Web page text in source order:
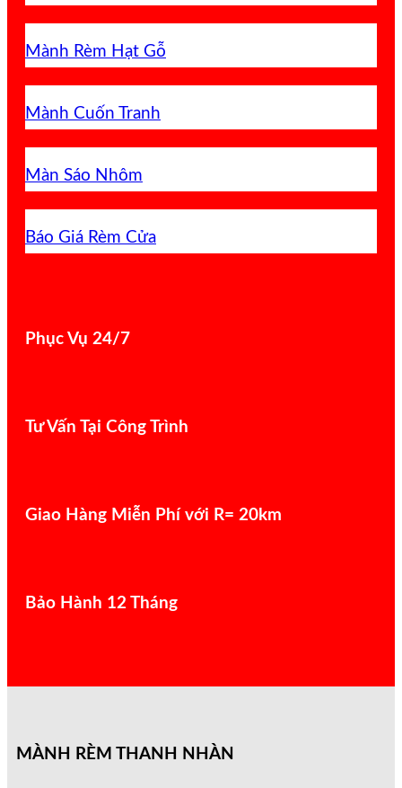
Mành Rèm Hạt Gỗ
Mành Cuốn Tranh
Màn Sáo Nhôm
Báo Giá Rèm Cửa
Phục Vụ 24/7
Tư Vấn Tại Công Trình
Giao Hàng Miễn Phí với R= 20km
Bảo Hành 12 Tháng
MÀNH RÈM THANH NHÀN